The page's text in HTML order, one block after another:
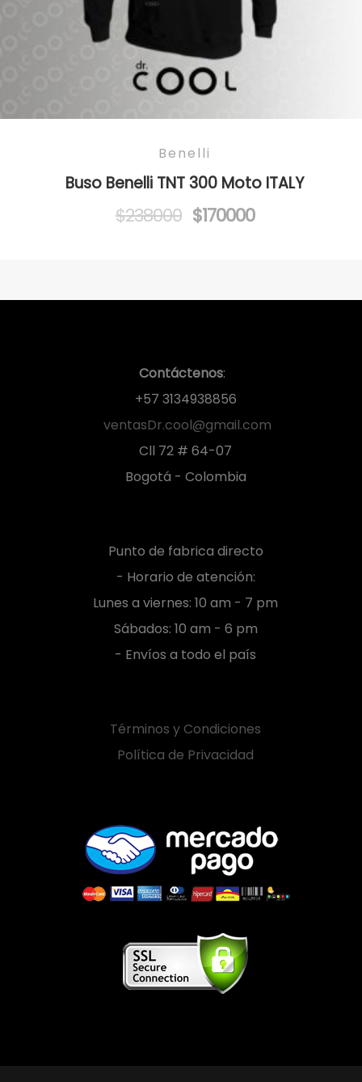
Benelli
Buso Benelli TNT 300 Moto ITALY
$238000 Original
$170000Current
Contáctenos:
+57 3134938856
ventasDr.cool@gmail.com
Cll 72 # 64-07
Bogotá - Colombia
Punto de fabrica directo
- Horario de atención:
Lunes a viernes: 10 am - 7 pm
Sábados: 10 am - 6 pm
- Envíos a todo el país
Términos y Condiciones
Política de Privacidad